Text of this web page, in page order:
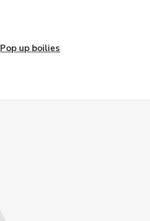
Pop up boilies